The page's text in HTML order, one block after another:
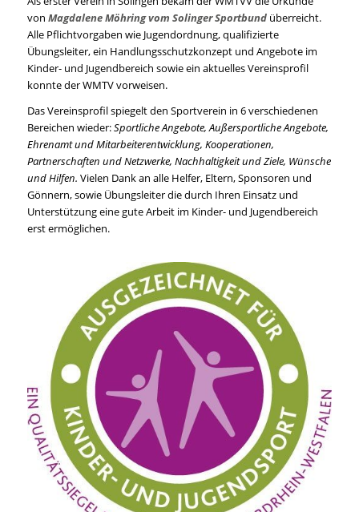
von Magdalene Möhring vom Solinger Sportbundüberreicht.
Alle Pflichtvorgaben wie Jugendordnung, qualifizierte
Übungsleiter, ein Handlungsschutzkonzept und Angebote im
Kinder- und Jugendbereich sowie ein aktuelles Vereinsprofil
konnte der WMTV vorweisen.
Das Vereinsprofil spiegelt den Sportverein in 6 verschiedenen
Bereichen wieder:Sportliche Angebote, Außersportliche Angebote,
Ehrenamt und Mitarbeiterentwicklung, Kooperationen,
Partnerschaften und Netzwerke, Nachhaltigkeit und Ziele, Wünsche
und Hilfen. Vielen Dank an alle Helfer, Eltern, Sponsoren und
Gönnern, sowie Übungsleiter die durch Ihren Einsatz und
Unterstützung eine gute Arbeit im Kinder- und Jugendbereich
erst ermöglichen.